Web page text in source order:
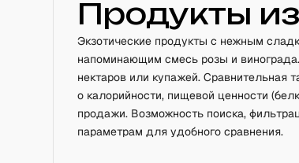
Продукты
Экзотические продукты с нежным
напоминающим смесь розы и
нектаров или купажей. Сравнительная
о калорийности, пищевой ценности
продажи. Возможность поиска,
параметрам для удобного сравнения.